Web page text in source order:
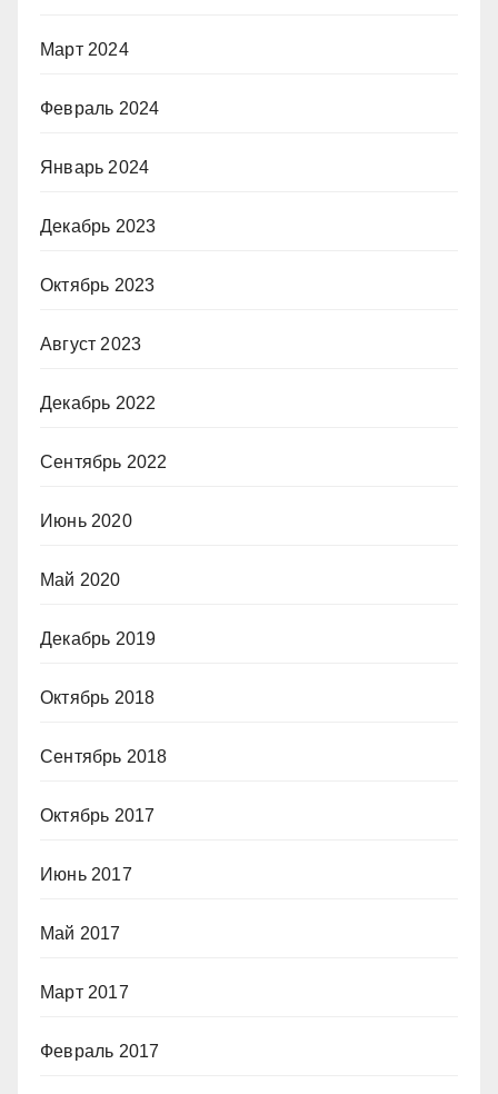
Март 2024
Февраль 2024
Январь 2024
Декабрь 2023
Октябрь 2023
Август 2023
Декабрь 2022
Сентябрь 2022
Июнь 2020
Май 2020
Декабрь 2019
Октябрь 2018
Сентябрь 2018
Октябрь 2017
Июнь 2017
Май 2017
Март 2017
Февраль 2017